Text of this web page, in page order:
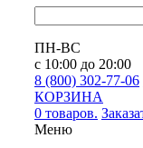
ПН-ВС
с 10:00 до 20:00
8 (800) 302-77-06
КОРЗИНА
0 товаров.
Меню